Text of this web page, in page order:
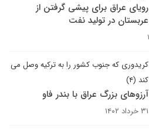
رویای عراق برای پیشی گرفتن از
عربستان در تولید نفت
کریدوری که جنوب کشور را به ترکیه وصل می
کند (۴)
آرزوهای بزرگ عراق با بندر فاو
۳۱ خرداد ۱۴۰۲